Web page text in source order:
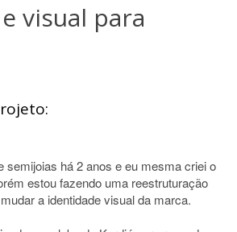
visual para
semijoias há 2 anos e eu mesma criei o
estou fazendo uma reestruturação
a identidade visual da marca.